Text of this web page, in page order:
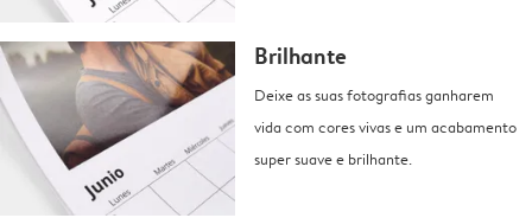
Brilhante
Deixe as suas fotografias ganharem
vida com cores vivas e um acabamento
super suave e brilhante.